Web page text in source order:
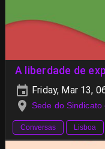
A liberdade de
Friday, Mar 13,
Sede do Sindicato
Conversas Lisboa